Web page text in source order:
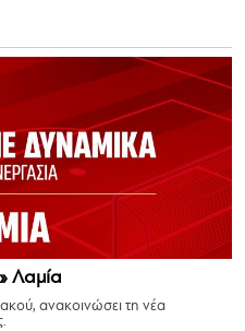
Λαμία
ανακοινώσει τη νέα